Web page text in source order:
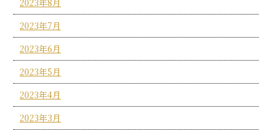
2023年7月
2023年6月
2023年5月
2023年4月
2023年3月